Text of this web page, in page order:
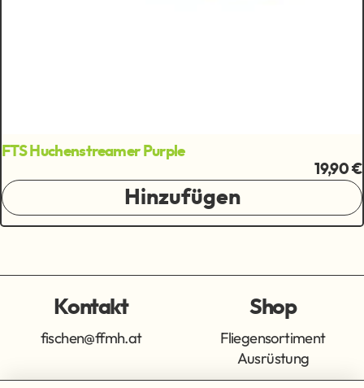
FTS Huchenstreamer Purple
19,90 €
Hinzufügen
Kontakt
fischen@ffmh.at
Shop
Fliegensortiment
Ausrüstung